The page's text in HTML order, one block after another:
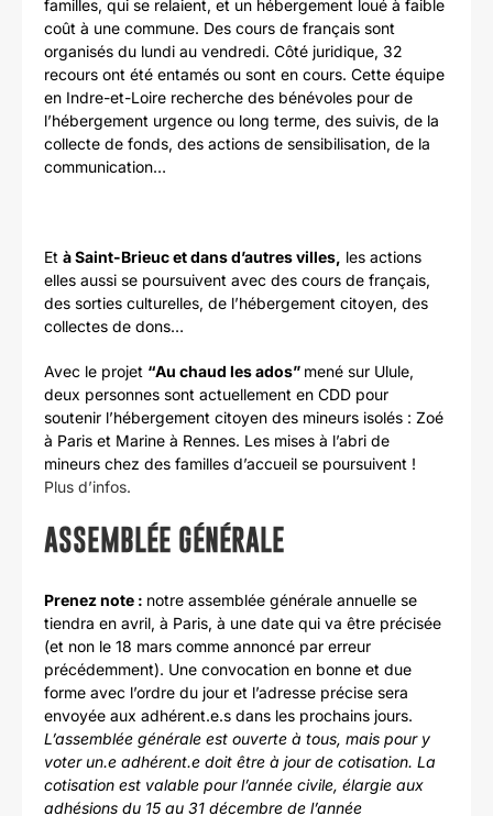
familles, qui se relaient, et un hébergement loué à faible
coût à une commune. Des cours de français sont
organisés du lundi au vendredi. Côté juridique, 32
recours ont été entamés ou sont en cours. Cette équipe
en Indre-et-Loire recherche des bénévoles pour de
l’hébergement urgence ou long terme, des suivis, de la
collecte de fonds, des actions de sensibilisation, de la
communication…
Et à Saint-Brieuc et dans d’autres villes, les actions
elles aussi se poursuivent avec des cours de français,
des sorties culturelles, de l’hébergement citoyen, des
collectes de dons…
Avec le projet “Au chaud les ados” mené sur Ulule,
deux personnes sont actuellement en CDD pour
soutenir l’hébergement citoyen des mineurs isolés : Zoé
à Paris et Marine à Rennes. Les mises à l’abri de
mineurs chez des familles d’accueil se poursuivent !
Plus d’infos.
ASSEMBLÉE GÉNÉRALE
Prenez note : notre assemblée générale annuelle se
tiendra en avril, à Paris, à une date qui va être précisée
(et non le 18 mars comme annoncé par erreur
précédemment). Une convocation en bonne et due
forme avec l’ordre du jour et l’adresse précise sera
envoyée aux adhérent.e.s dans les prochains jours.
L’assemblée générale est ouverte à tous, mais pour y
voter un.e adhérent.e doit être à jour de cotisation. La
cotisation est valable pour l’année civile, élargie aux
adhésions du 15 au 31 décembre de l’année